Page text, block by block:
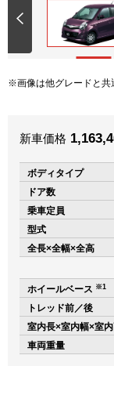
画像は他グレードと共
新車価格
ボディタイプ
ドア数
乗車定員
型式
全長×全幅×全高
ホイールベース ※1
トレッド前／後
室内長×室内幅×室
車両重量